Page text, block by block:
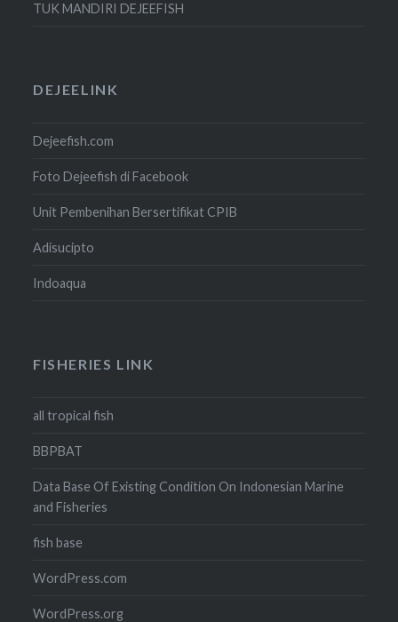
TUK MANDIRI DEJEEFISH
DEJEELINK
Dejeefish.com
Foto Dejeefish di Facebook
Unit Pembenihan Bersertifikat CPIB
Adisucipto
Indoaqua
FISHERIES LINK
all tropical fish
BBPBAT
Data Base Of Existing Condition On Indonesian Marine
and Fisheries
fish base
WordPress.com
WordPress.org